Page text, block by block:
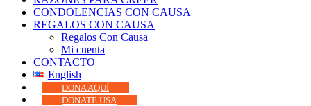
CONDOLENCIAS CON CAUSA
REGALOS CON CAUSA
Regalos Con Causa
Mi cuenta
CONTACTO
English
DONA AQUÍ
DONATE USA